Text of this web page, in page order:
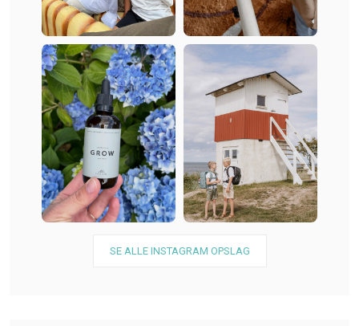
SE ALLE INSTAGRAM OPSLAG